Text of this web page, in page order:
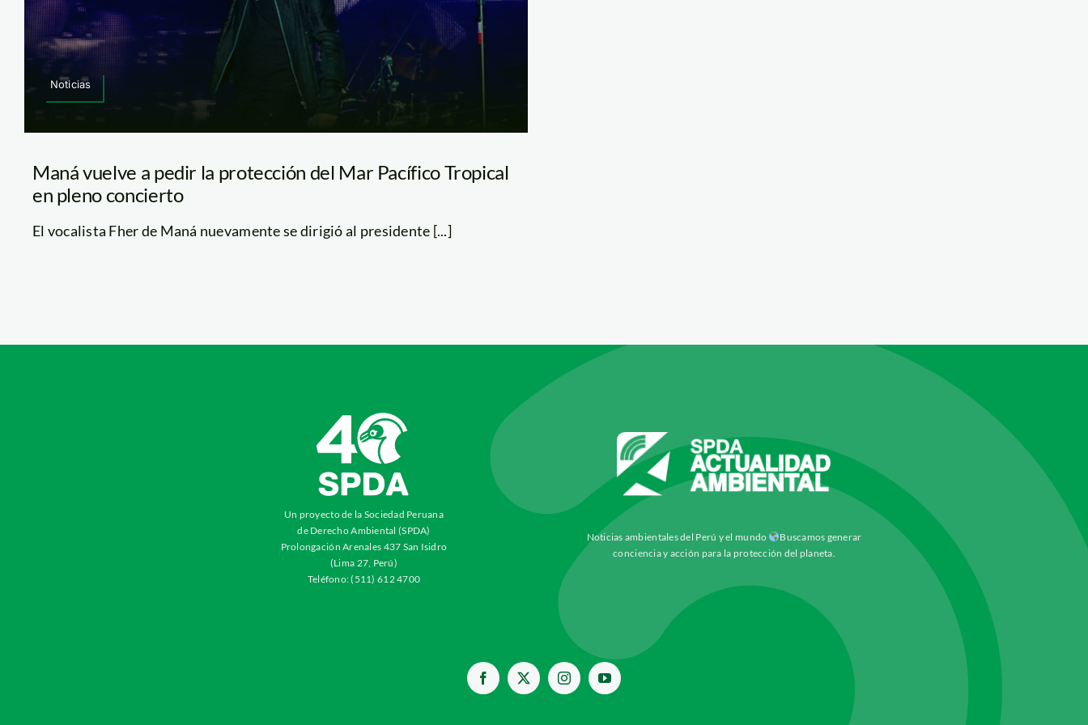
Noticias
Maná vuelve a pedir la protección del Mar Pacífico Tropical
en pleno concierto
El vocalista Fher de Maná nuevamente se dirigió al presidente [...]
Un proyecto de la Sociedad Peruana
de Derecho Ambiental (SPDA)
Prolongación Arenales 437 San Isidro
(Lima 27, Perú)
Teléfono: (511) 612 4700
Noticias ambientales del Perú y el mundo
Buscamos generar
conciencia y acción para la protección del planeta.